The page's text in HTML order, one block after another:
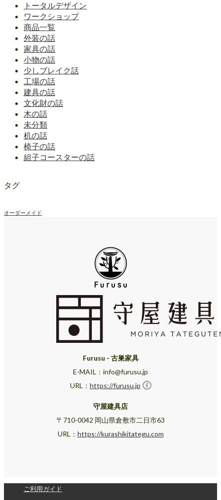
トータルデザイン
ワークショップ
商品一覧
外装の話
家具の話
小物の話
少しブレイク話
工場の話
建具の話
文化財の話
木の話
未分類
机の話
椅子の話
組子コースターの話
タグ
オーダーメイド
Furusu - 古巣家具
E-MAIL：info@furusu.jp
URL： https://furusu.jp
守屋建具店
〒710-0042 岡山県倉敷市二日市63
URL： https://kurashikitategu.com
ご利用ガイド